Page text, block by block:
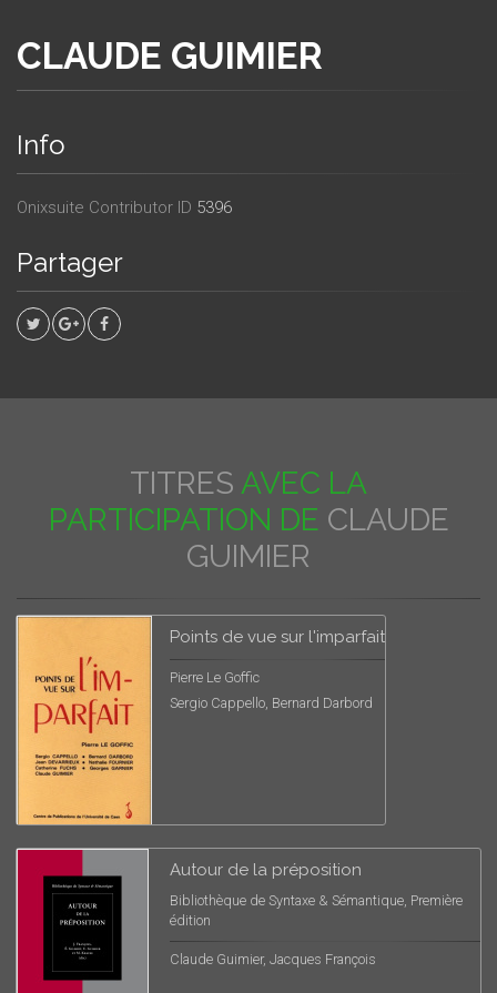
CLAUDE GUIMIER
Info
Onixsuite Contributor ID 5396
Partager
TITRES AVEC LA
PARTICIPATION DE CLAUDE
GUIMIER
Points de vue sur l'imparfait
Pierre Le Goffic
Sergio Cappello, Bernard Darbord
Autour de la préposition
Bibliothèque de Syntaxe & Sémantique, Première
édition
Claude Guimier, Jacques François